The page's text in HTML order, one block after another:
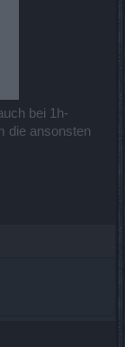
bei 1h-
die ansonsten